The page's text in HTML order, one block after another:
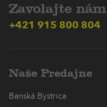
Zavolajte nám
+421 915 800 804
Naše Predajne
Banská Bystrica